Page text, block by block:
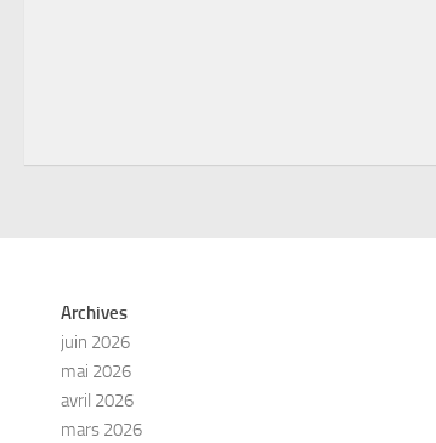
Archives
juin 2026
mai 2026
avril 2026
mars 2026